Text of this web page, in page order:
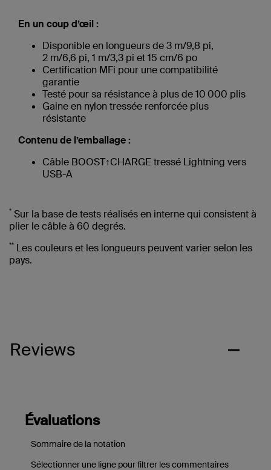
En un coup d’œil :
Disponible en longueurs de 3 m/9,8 pi,
2 m/6,6 pi, 1 m/3,3 pi et 15 cm/6 po
Certification MFi pour une compatibilité
garantie
Testé pour sa résistance à plus de 10 000 plis
Gaine en nylon tressée renforcée plus
résistante
Contenu de l’emballage :
Câble BOOST↑CHARGE tressé Lightning vers
USB-A
* Sur la base de tests réalisés en interne qui consistent à
plier le câble à 60 degrés.
** Les couleurs et les longueurs peuvent varier selon les
pays.
Reviews